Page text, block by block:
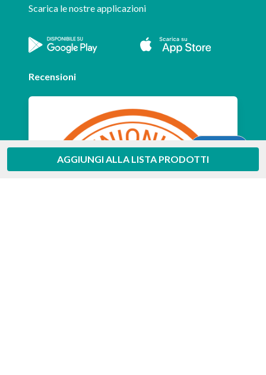
AGGIUNGI ALLA LISTA PRODOTTI
Scarica le nostre applicazioni
Recensioni
Aiuto